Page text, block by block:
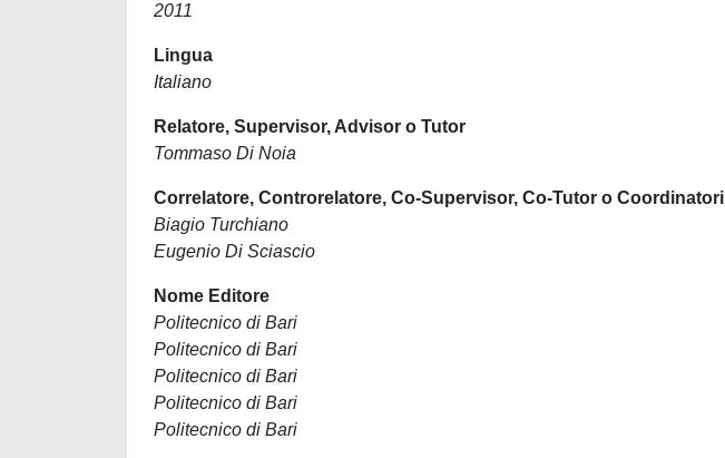
2011
Lingua
Italiano
Relatore, Supervisor, Advisor o Tutor
Tommaso Di Noia
Correlatore, Controrelatore, Co-Supervisor, Co-Tutor o Coordinatori
Biagio Turchiano
Eugenio Di Sciascio
Nome Editore
Politecnico di Bari
Politecnico di Bari
Politecnico di Bari
Politecnico di Bari
Politecnico di Bari